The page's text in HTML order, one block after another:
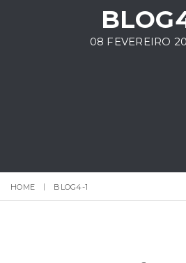
08 FEVEREIRO
HOME BLOG4-1